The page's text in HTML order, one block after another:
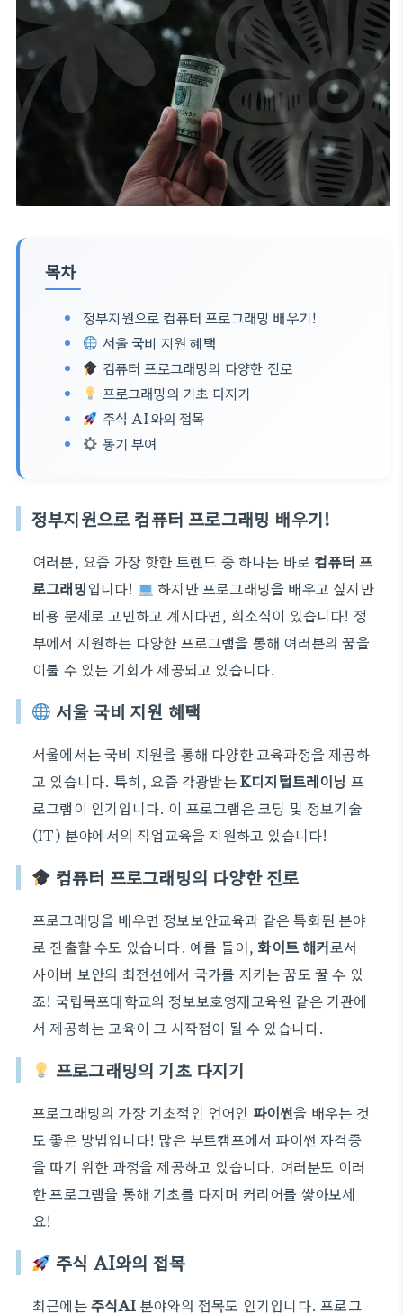
목차
정부지원으로 컴퓨터 프로그래밍 배우기!
서울 국비 지원 혜택
컴퓨터 프로그래밍의 다양한 진로
프로그래밍의 기초 다지기
주식 AI와의 접목
동기 부여
정부지원으로 컴퓨터 프로그래밍 배우기!
여러분, 요즘 가장 핫한 트렌드 중 하나는 바로 컴퓨터 프
로그래밍입니다!
하지만 프로그래밍을 배우고 싶지만
비용 문제로 고민하고 계시다면, 희소식이 있습니다! 정
부에서 지원하는 다양한 프로그램을 통해 여러분의 꿈을
이룰 수 있는 기회가 제공되고 있습니다.
서울 국비 지원 혜택
서울에서는국비 지원을 통해 다양한 교육과정을 제공하
고 있습니다. 특히, 요즘 각광받는K디지털트레이닝 프
로그램이 인기입니다. 이 프로그램은 코딩 및 정보기술
(IT) 분야에서의 직업교육을 지원하고 있습니다!
컴퓨터 프로그래밍의 다양한 진로
프로그래밍을 배우면정보보안교육과 같은 특화된 분야
로 진출할 수도 있습니다. 예를 들어, 화이트 해커로서
사이버 보안의 최전선에서 국가를 지키는 꿈도 꿀 수 있
죠! 국립목포대학교의 정보보호영재교육원 같은 기관에
서 제공하는 교육이 그 시작점이 될 수 있습니다.
프로그래밍의 기초 다지기
프로그래밍의 가장 기초적인 언어인 파이썬을 배우는 것
도 좋은 방법입니다! 많은 부트캠프에서 파이썬 자격증
을 따기 위한 과정을 제공하고 있습니다. 여러분도 이러
한 프로그램을 통해 기초를 다지며 커리어를 쌓아보세
요!
주식 AI와의 접목
최근에는주식AI분야와의 접목도 인기입니다. 프로그